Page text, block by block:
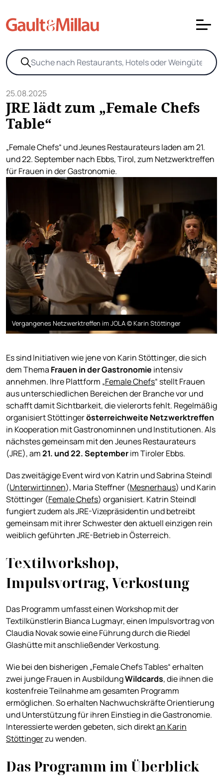
25.08.2025
JRE lädt zum „Female Chefs
Table“
„Female Chefs“ und Jeunes Restaurateurs laden am 21.
und 22. September nach Ebbs, Tirol, zum Netzwerktreffen
für Frauen in der Gastronomie.
Vergangenes Netzwerktreffen im JOLA © Karin Stöttinger
Es sind Initiativen wie jene von Karin Stöttinger, die sich
dem Thema Frauen in der Gastronomie intensiv
annehmen. Ihre Plattform „Female Chefs“ stellt Frauen
aus unterschiedlichen Bereichen der Branche vor und
schafft damit Sichtbarkeit, die vielerorts fehlt. Regelmäßig
organisiert Stöttingerösterreichweite Netzwerktreffen
in Kooperation mit Gastronominnen und Institutionen. Als
nächstes gemeinsam mit den Jeunes Restaurateurs
(JRE), am21. und 22. Septemberim Tiroler Ebbs.
Das zweitägige Event wird von Katrin und Sabrina Steindl
(Unterwirtinnen), Maria Steffner (Mesnerhaus) und Karin
Stöttinger (Female Chefs) organisiert. Katrin Steindl
fungiert zudem als JRE-Vizepräsidentin und betreibt
gemeinsam mit ihrer Schwester den aktuell einzigen rein
weiblich geführten JRE-Betrieb in Österreich.
Textilworkshop,
Impulsvortrag, Verkostung
Das Programm umfasst einen Workshop mit der
Textilkünstlerin Bianca Lugmayr, einen Impulsvortrag von
Claudia Novak sowie eine Führung durch die Riedel
Glashütte mit anschließender Verkostung.
Wie bei den bisherigen „Female Chefs Tables“ erhalten
zwei junge Frauen in AusbildungWildcards, die ihnen die
kostenfreie Teilnahme am gesamten Programm
ermöglichen. So erhalten Nachwuchskräfte Orientierung
und Unterstützung für ihren Einstieg in die Gastronomie.
Interessierte werden gebeten, sich direktan Karin
Stöttingerzu wenden.
Das Programm im Überblick